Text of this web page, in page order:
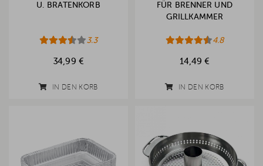
U. BRATENKORB
3.3
34,99 €
IN DEN KORB
FÜR BRENNER UND
GRILLKAMMER
4.8
14,49 €
IN DEN KORB